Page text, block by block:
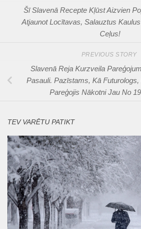
Šī Slavenā Recepte Kļūst Aizvien
Atjaunot Locītavas, Salauztus
Ceļus!
PREVIOUS STORY
Slavenā Reja Kurzveila
Pasauli. Pazīstams, Kā
Pareģojis Nākotni Jau No
TEV VARĒTU PATIKT